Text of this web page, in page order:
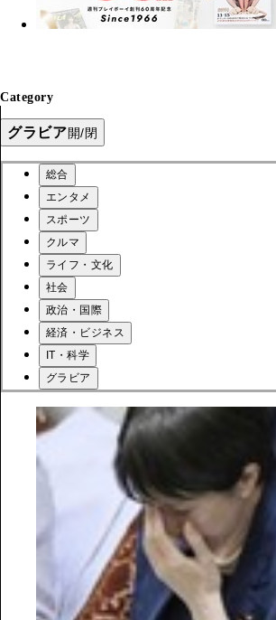
Category
グラビア開/閉
総合
エンタメ
スポーツ
クルマ
ライフ・文化
社会
政治・国際
経済・ビジネス
IT・科学
グラビア